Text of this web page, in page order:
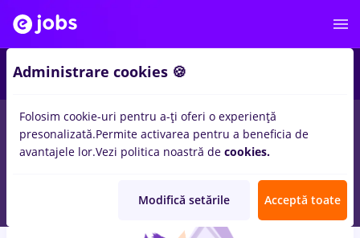
locuri de muncaFull time in Remote (de acasa)pentru
Student, Entry-Level (< 2 ani)inConstructii / Instalatii, IT /
Telecom
Administrare cookies 🍪
Folosim cookie-uri pentru a-ți oferi o experiență
presonalizată.Permite activarea pentru a beneficia de
avantajele lor.Vezi politica noastră de cookies.
Modifică setările Acceptă toate